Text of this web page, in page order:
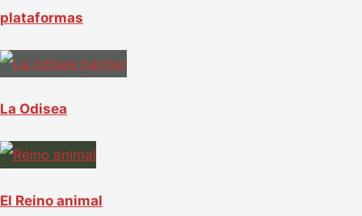
plataformas
La Odisea
El Reino animal